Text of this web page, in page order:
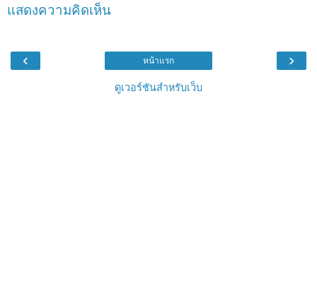
แสดงความคิดเห็น
‹ ›
หน้าแรก
ดูเวอร์ชันสำหรับเว็บ